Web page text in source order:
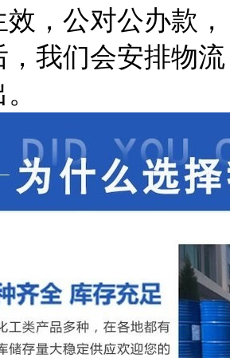
效，公对公办款，
，我们会安排物流